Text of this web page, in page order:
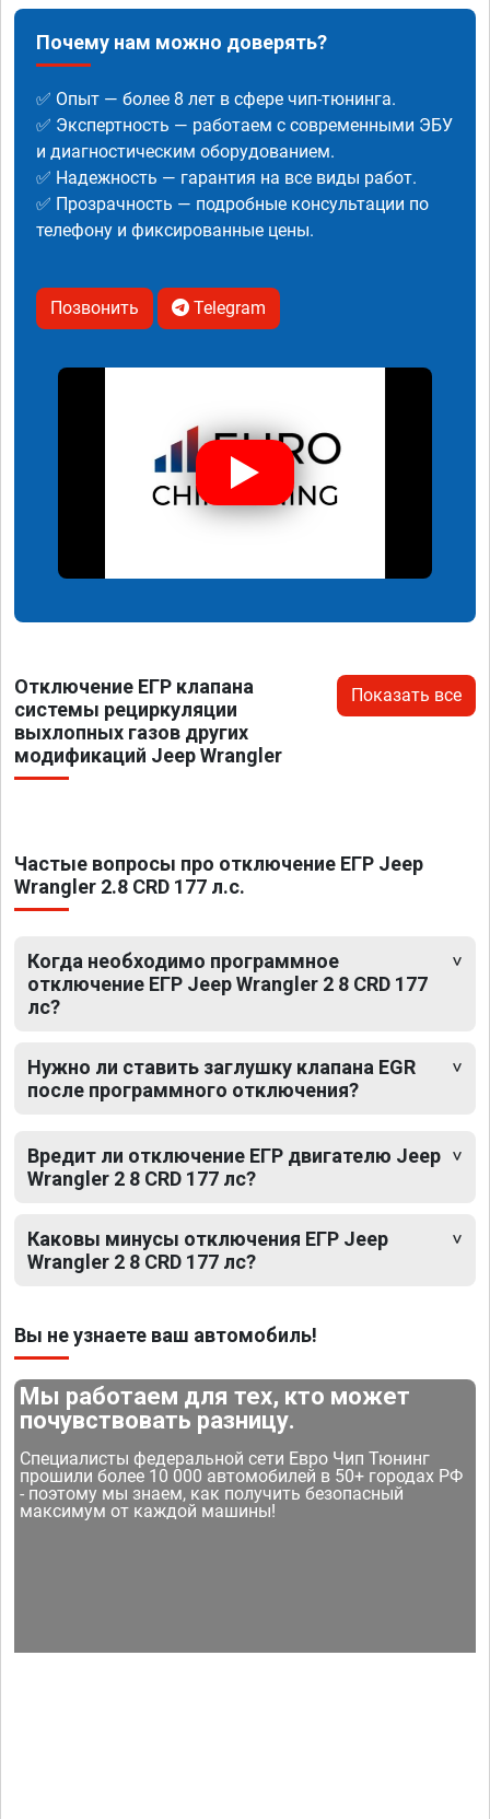
Почему нам можно доверять?
✅ Опыт — более 8 лет в сфере чип-тюнинга.
✅ Экспертность — работаем с современными ЭБУ
и диагностическим оборудованием.
✅ Надежность — гарантия на все виды работ.
✅ Прозрачность — подробные консультации по
телефону и фиксированные цены.
Позвонить Telegram
Отключение ЕГР клапана
системы рециркуляции
выхлопных газов других
модификаций Jeep Wrangler
Показать все
Частые вопросы про отключение ЕГР Jeep
Wrangler 2.8 CRD 177 л.с.
Когда необходимо программное
отключение ЕГР Jeep Wrangler 2 8 CRD 177
лс?
Нужно ли ставить заглушку клапана EGR
после программного отключения?
Вредит ли отключение ЕГР двигателю Jeep
Wrangler 2 8 CRD 177 лс?
Каковы минусы отключения ЕГР Jeep
Wrangler 2 8 CRD 177 лс?
Вы не узнаете ваш автомобиль!
Мы работаем для тех, кто может
почувствовать разницу.
Специалисты федеральной сети Евро Чип Тюнинг
прошили более 10 000 автомобилей в 50+ городах РФ
- поэтому мы знаем, как получить безопасный
максимум от каждой машины!